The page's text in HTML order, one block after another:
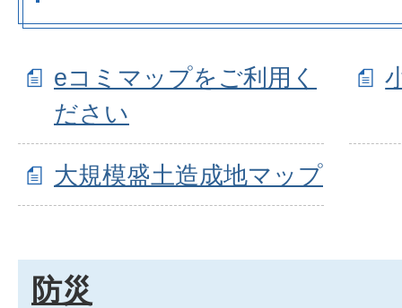
eコミマップをご利用く
ださい
大規模盛土造成地マップ
防災